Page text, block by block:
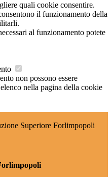
quali cookie consentire.
il funzionamento della
al funzionamento potete
non possono essere
nella pagina della cookie
Superiore Forlimpopoli